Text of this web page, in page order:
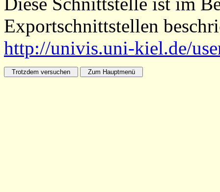
Exportschnittstellen
http://univis.uni-kiel.de/